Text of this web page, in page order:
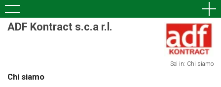
ADF Kontract s.c.a r.l.
Sei in: Chi siamo
Chi siamo